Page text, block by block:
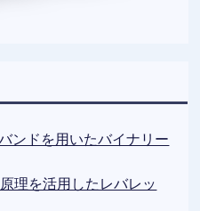
ンドを用いたバイナリー
理を活用したレバレッ